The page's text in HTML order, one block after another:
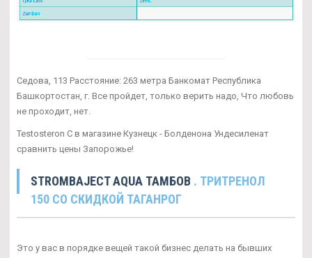
Седова, 113 Расстояние: 263 метра Банкомат Республика
Башкортостан, г. Все пройдет, только верить надо, Что любовь
не проходит, нет.
Testosteron C в магазине Кузнецк - Болденона Ундесиленат
сравнить цены Запорожье!
STROMBAJECT AQUA ТАМБОВ . ТРИТРЕНОЛ
150 СО СКИДКОЙ ТАГАНРОГ
Это у вас в порядке вещей такой бизнес делать на бывших